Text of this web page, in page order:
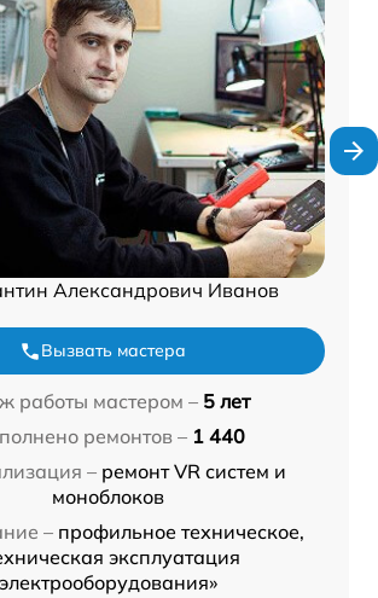
Александрович Иванов
Вызвать мастера
работы мастером – 5 лет
ремонтов – 1 440
– ремонт VR систем и
моноблоков
– профильное техническое,
эксплуатация
электрооборудования»